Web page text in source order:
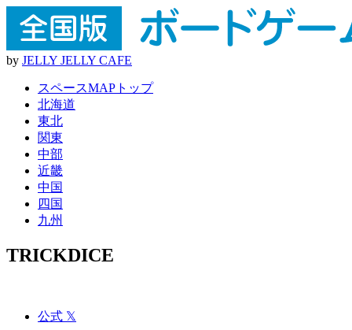
by JELLY JELLY CAFE
スペースMAPトップ
北海道
東北
関東
中部
近畿
中国
四国
九州
TRICKDICE
公式 𝕏